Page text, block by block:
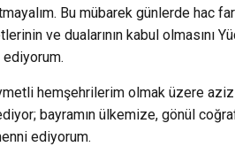
Bu mübarek günlerde hac
ve dualarının kabul olmasını
ediyorum.
hemşehrilerim olmak üzere
bayramın ülkemize, gönül
ediyorum.